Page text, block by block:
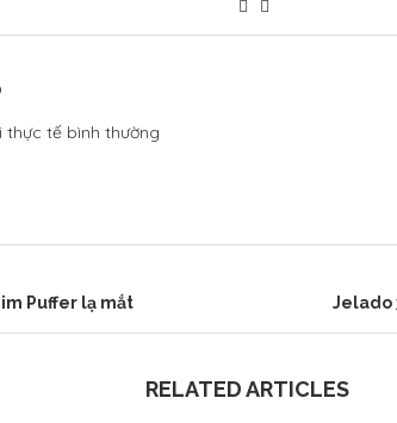
thực tế bình thường
Puffer lạ mắt Jelado
RELATED ARTICLES